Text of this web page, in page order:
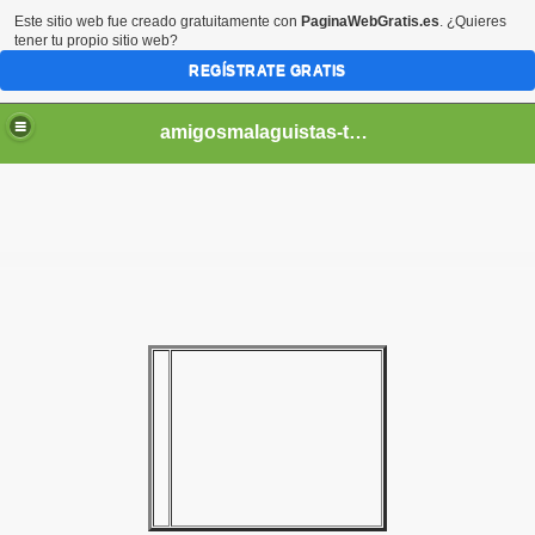
amigosmalaguistas-temporadas
Este sitio web fue creado gratuitamente con PaginaWebGratis.es. ¿Quieres
tener tu propio sitio web?
REGÍSTRATE GRATIS